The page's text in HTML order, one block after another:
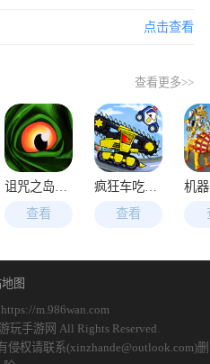
点击查看
查看更多>>
诅咒之岛MOD作弊菜单
查看
疯狂车吃车3
查看
图
https://m.986wan.com
玩手游网 All Rights Reserved.
权请联系(xinzhande@outlook.com)删